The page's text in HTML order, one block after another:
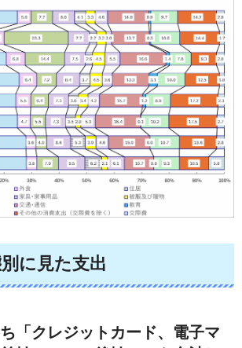
に見た支出
「クレジットカード、電子マ